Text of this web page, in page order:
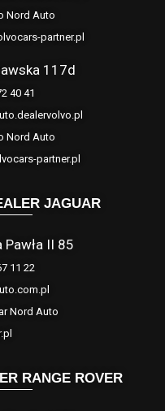
Nord Auto
partner.pl
117d
40 41
Nord Auto
partner.pl
JAGUAR
Pawła II 85
11 22
Nord Auto
RANGE ROVER